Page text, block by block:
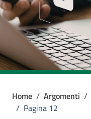
Home / Argomenti /
/ Pagina 12